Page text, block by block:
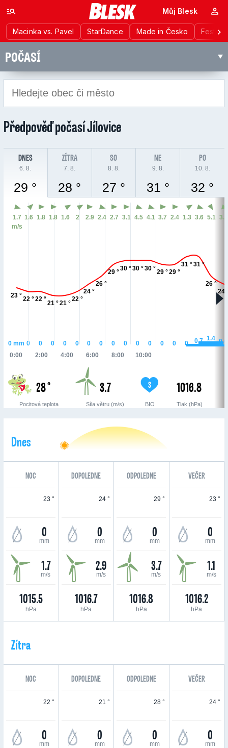
Macinka vs. Pavel StarDance Made in Česko
Můj Blesk
POČASÍ
Předpověď počasíJílovice
DNES
6. 8.
29 °
ZÍTRA
7. 8.
28 °
SO
8. 8.
27 °
NE
9. 8.
31 °
PO
10. 8.
32 °
23 °
22 °22 °
21 °21 °
22 °
24 °
26 °
29 °
30 °30 °30 °
29 °29 °
31 °31 °
26 °
24
0:00 2:00 4:00 6:00 8:00 10:00
0mm 0 0 0 0 0 0 0 0 0 0 0 0 0 0 0.7 1.4 0.6
1.7
m/s
1.6 1.8 1.8 1.6 2 2.9 2.4 2.7 3.1 4.5 4.1 3.7 2.4 1.3 3.6 5.1 3.3
28 °
Pocitová teplota
3.7
Síla větru (m/s)
3
BIO
1016.8
Tlak (hPa)
Dnes
NOC DOPOLEDNE ODPOLEDNE VEČER
23 °
0
mm
1.7
m/s
1015.5
hPa
24 °
0
mm
2.9
m/s
1016.7
hPa
29 °
0
mm
3.7
m/s
1016.8
hPa
23 °
0
mm
1.1
m/s
1016.2
hPa
Zítra
NOC DOPOLEDNE ODPOLEDNE VEČER
22 °
0
mm
21 °
0
mm
28 °
0
mm
24 °
0
mm